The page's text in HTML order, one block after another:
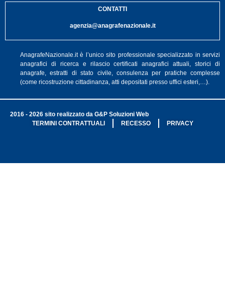
CONTATTI
agenzia@anagrafenazionale.it
AnagrafeNazionale.it è l’unico sito professionale specializzato in servizi
anagrafici di ricerca e rilascio certificati anagrafici attuali, storici di
anagrafe, estratti di stato civile, consulenza per pratiche complesse
(come ricostruzione cittadinanza, atti depositati presso uffici esteri,…).
2016 - 2026 sito realizzato da G&P Soluzioni Web
TERMINI CONTRATTUALI
RECESSO PRIVACY